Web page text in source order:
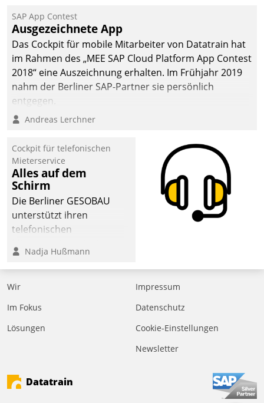
SAP App Contest
Ausgezeichnete App
Das Cockpit für mobile Mitarbeiter von Datatrain hat
im Rahmen des „MEE SAP Cloud Platform App Contest
2018“ eine Auszeichnung erhalten. Im Frühjahr 2019
nahm der Berliner SAP-Partner sie persönlich
entgegen.
Andreas Lerchner
Cockpit für telefonischen
Mieterservice
Alles auf dem
Schirm
Die Berliner GESOBAU
unterstützt ihren
telefonischen
digitalen Cockpit, das
situationsbezogen
passende Fragen und
Eine intuitive
Dialogführung ermöglicht
effizienter zu bearbeiten.
Nadja Hußmann
Wir
Im Fokus
Lösungen
Impressum
Datenschutz
Cookie-Einstellungen
Newsletter
Datatrain